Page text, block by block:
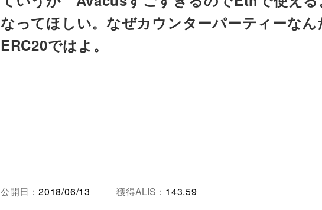
なってほしい。なぜカウンターパーティーなん
ERC20ではよ。
公開日： 2018/06/13 獲得ALIS： 143.59